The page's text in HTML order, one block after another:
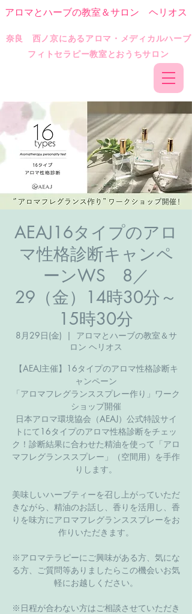
​奈良 西ノ京にあるアロマ・メディカルハーブ
フィトセラピー教室とおうちサロン
アロマとハーブの教室＆サロン ヘリオス
AEAJ16タイプのアロ
マ性格診断キャンペ
ーンWS 8／
29（金）14時30分～
15時30分
8月29日(金)
  |
アロマとハーブの教室＆サ
ロン ヘリオス
【AEAJ主催】16タイプのアロマ性格診断キ
ャンペーン
「アロマフレグランススプレー作り」ワーク
ショップ開催
日本アロマ環境協会（AEAJ）公式特設サイ
トにて16タイプのアロマ性格診断をチェッ
ク！診断結果に合わせた精油を使って「アロ
マフレグランススプレー」（空間用）を手作
りします。
​美味しいハーブティーを召し上がっていただ
きながら、精油のお話し、香りを活用し、香
りを味方にアロマフレグランススプレーをお
作りいただきます。
※アロマテラピーにご興味がある方、気にな
る方、ご質問等ありましたらこの機会いお気
軽にお越しください。
​※日程が合わない方はご相談させていただき